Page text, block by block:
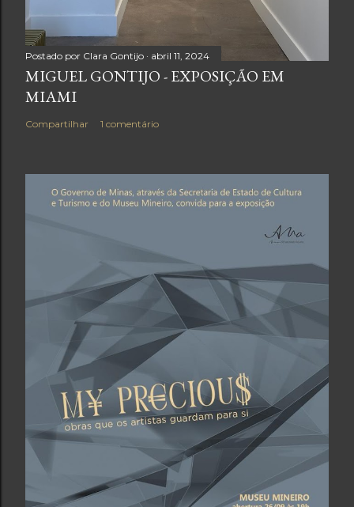
Postado por Clara Gontijo abril 11, 2024
MIGUEL GONTIJO - EXPOSIÇÃO EM
MIAMI
Compartilhar 1 comentário